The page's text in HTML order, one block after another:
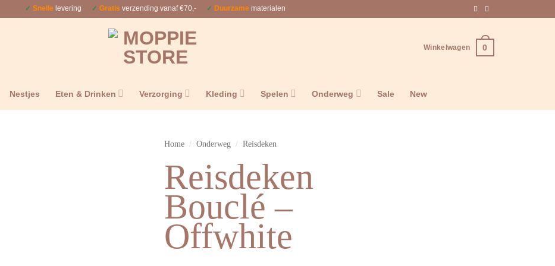
✓ Snelle levering ✓ Gratis verzending vanaf €70,- ✓ Duurzame materialen
Winkelwagen 0
Nestjes Eten & Drinken Verzorging Kleding Spelen Onderweg Sale New
Home / Onderweg / Reisdeken
Reisdeken
Bouclé –
Offwhite